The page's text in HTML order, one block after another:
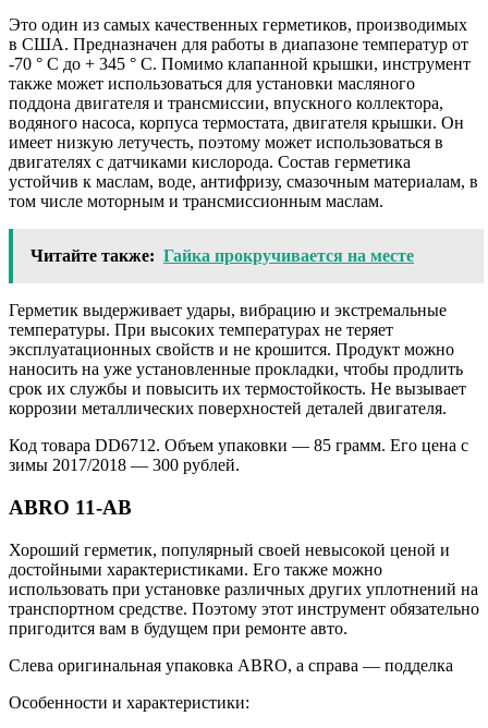
Это один из самых качественных герметиков, производимых
в США. Предназначен для работы в диапазоне температур от
-70 ° С до + 345 ° С. Помимо клапанной крышки, инструмент
также может использоваться для установки масляного
поддона двигателя и трансмиссии, впускного коллектора,
водяного насоса, корпуса термостата, двигателя крышки. Он
имеет низкую летучесть, поэтому может использоваться в
двигателях с датчиками кислорода. Состав герметика
устойчив к маслам, воде, антифризу, смазочным материалам, в
том числе моторным и трансмиссионным маслам.
Читайте также: Гайка прокручивается на месте
Герметик выдерживает удары, вибрацию и экстремальные
температуры. При высоких температурах не теряет
эксплуатационных свойств и не крошится. Продукт можно
наносить на уже установленные прокладки, чтобы продлить
срок их службы и повысить их термостойкость. Не вызывает
коррозии металлических поверхностей деталей двигателя.
Код товара DD6712. Объем упаковки — 85 грамм. Его цена с
зимы 2017/2018 — 300 рублей.
ABRO 11-AB
Хороший герметик, популярный своей невысокой ценой и
достойными характеристиками. Его также можно
использовать при установке различных других уплотнений на
транспортном средстве. Поэтому этот инструмент обязательно
пригодится вам в будущем при ремонте авто.
Слева оригинальная упаковка ABRO, а справа — подделка
Особенности и характеристики: